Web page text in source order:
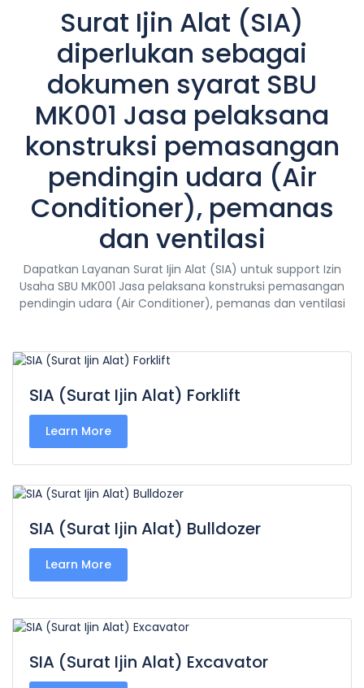
Surat Ijin Alat (SIA)
diperlukan sebagai
dokumen syarat SBU
MK001 Jasa pelaksana
konstruksi pemasangan
pendingin udara (Air
Conditioner), pemanas
dan ventilasi
Dapatkan Layanan Surat Ijin Alat (SIA) untuk support Izin
Usaha SBU MK001 Jasa pelaksana konstruksi pemasangan
pendingin udara (Air Conditioner), pemanas dan ventilasi
SIA (Surat Ijin Alat) Forklift
Learn More
SIA (Surat Ijin Alat) Bulldozer
Learn More
SIA (Surat Ijin Alat) Excavator